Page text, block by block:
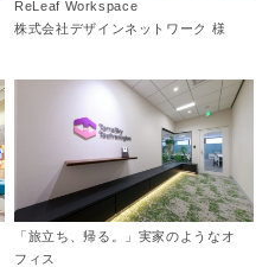
ReLeaf Workspace
株式会社デザインネットワーク 様
「旅立ち、帰る。」実家のようなオ
フィス